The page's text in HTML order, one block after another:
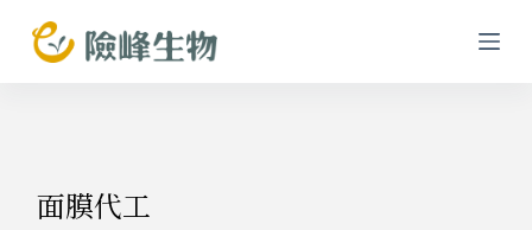
跳
至
面膜代工